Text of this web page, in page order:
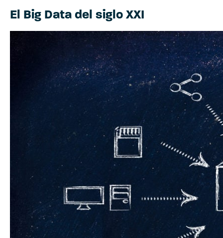
El Big Data del siglo XXI